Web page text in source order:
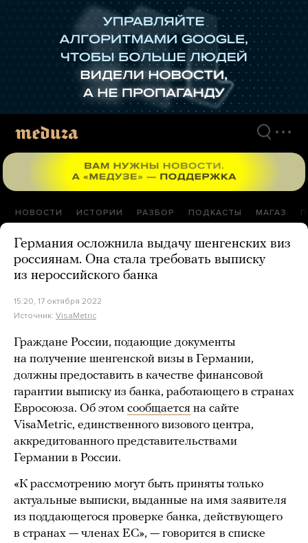
НОВОСТИ ИСТОРИИ РАЗБОР ПОДКАСТЫ МАГАЗ
Германия осложнила выдачу шенгенских виз
россиянам. Она стала требовать выписку
из нероссийского банка
15:20, 17 октября 2022
Источник: VisaMetric
Граждане России, подающие документы
на получение шенгенской визы в Германии,
должны предоставить в качестве финансовой
гарантии выписку из банка, работающего в странах
Евросоюза. Об этом сообщается на сайте
VisaMetric, единственного визового центра,
аккредитованного представительствами
Германии в России.
«К рассмотрению могут быть приняты только
актуальные выписки, выданные на имя заявителя
из поддающегося проверке банка, действующего
в странах — членах ЕС», — говорится в списке